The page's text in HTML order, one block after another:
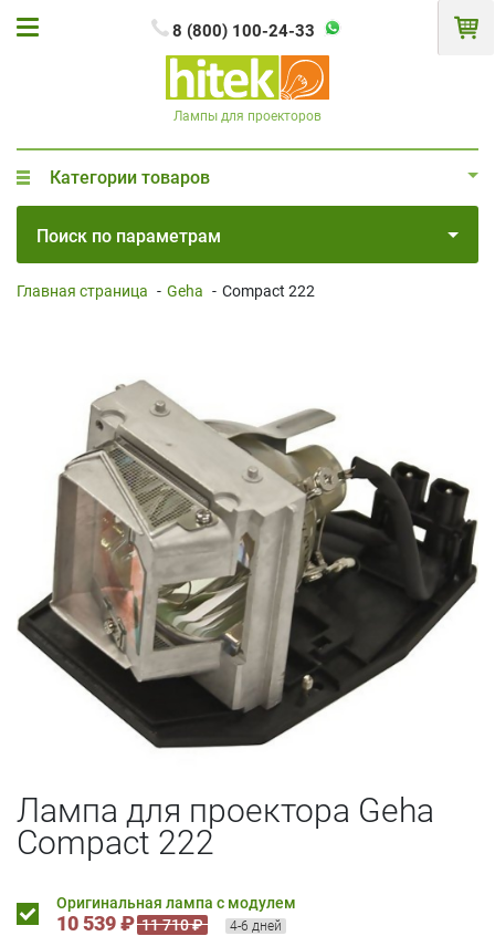
8 (800) 100-24-33
Лампы для проекторов
Категории товаров
Поиск по параметрам
Главная страница - Geha - Compact 222
Лампа для проектора Geha
Compact 222
Оригинальная лампа с модулем
10 539 ₽ 11 710 ₽ 4-6 дней